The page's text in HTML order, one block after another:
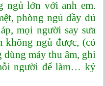
ngủ lớn với anh em.
phòng ngủ đầy đủ
mọi người say sưa
không ngủ được, (có
dùng máy thu âm, ghi
người để làm… kỷ